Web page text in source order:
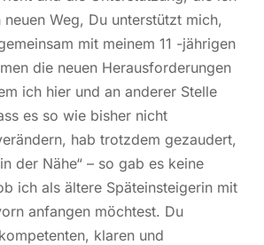
Weg, Du unterstützt mich,
mit meinem 11 -jährigen
die neuen Herausforderungen
ich hier und an anderer Stelle
es so wie bisher nicht
hab trotzdem gezaudert,
der Nähe“ – so gab es keine
ich als ältere Späteinsteigerin mit
anfangen möchtest. Du
klaren und